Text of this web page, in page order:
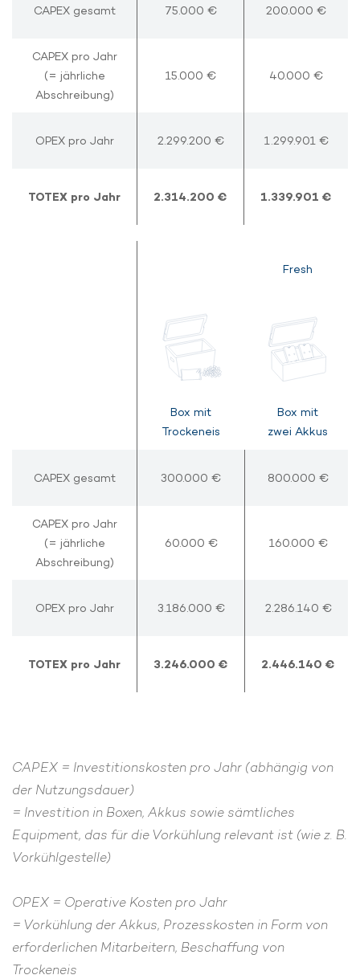
CAPEX gesamt
CAPEX pro Jahr
(= jährliche
Abschreibung)
OPEX pro Jahr
TOTEX pro Jahr
CAPEX gesamt 75.000 € 200.000 €
CAPEX pro Jahr
(= jährliche
Abschreibung)
15.000 € 40.000 €
OPEX pro Jahr 2.299.200 € 1.299.901 €
TOTEX pro Jahr 2.314.200 € 1.339.901 €
CAPEX gesamt
CAPEX pro Jahr
(= jährliche
Abschreibung)
OPEX pro Jahr
TOTEX pro Jahr
Fresh
Box mit
Trockeneis
Box mit
zwei Akkus
CAPEX gesamt 300.000 € 800.000 €
CAPEX pro Jahr
(= jährliche
Abschreibung)
60.000 € 160.000 €
OPEX pro Jahr 3.186.000 € 2.286.140 €
TOTEX pro Jahr 3.246.000 € 2.446.140 €
CAPEX = Investitionskosten pro Jahr (abhängig von
der Nutzungsdauer)
= Investition in Boxen, Akkus sowie sämtliches
Equipment, das für die Vorkühlung relevant ist (wie z. B.
Vorkühlgestelle)
OPEX = Operative Kosten pro Jahr
= Vorkühlung der Akkus, Prozesskosten in Form von
erforderlichen Mitarbeitern, Beschaffung von
Trockeneis